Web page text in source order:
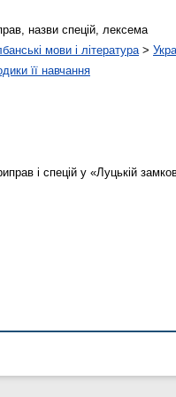
назви спецій, лексема
мови і література >
її навчання
і спецій у «Луцькій